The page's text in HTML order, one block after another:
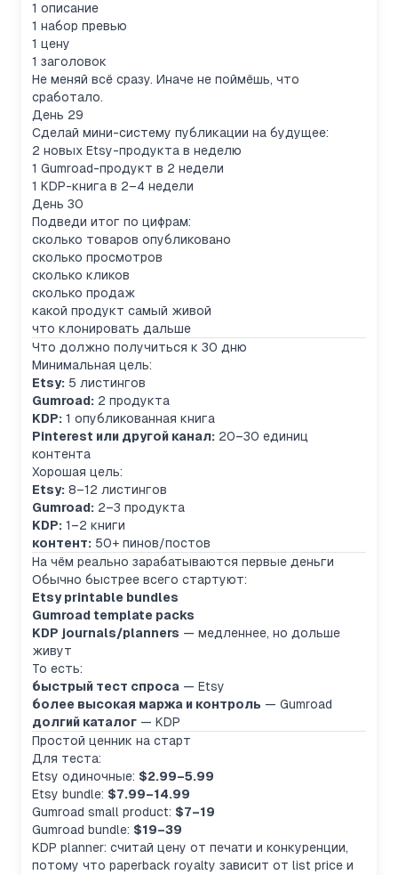
1 описание
1 набор превью
1 цену
1 заголовок
Не меняй всё сразу. Иначе не поймёшь, что
сработало.
День 29
Сделай мини-систему публикации на будущее:
2 новых Etsy-продукта в неделю
1 Gumroad-продукт в 2 недели
1 KDP-книга в 2–4 недели
День 30
Подведи итог по цифрам:
сколько товаров опубликовано
сколько просмотров
сколько кликов
сколько продаж
какой продукт самый живой
что клонировать дальше
Что должно получиться к 30 дню
Минимальная цель:
Etsy: 5 листингов
Gumroad: 2 продукта
KDP: 1 опубликованная книга
Pinterest или другой канал: 20–30 единиц
контента
Хорошая цель:
Etsy: 8–12 листингов
Gumroad: 2–3 продукта
KDP: 1–2 книги
контент: 50+ пинов/постов
На чём реально зарабатываются первые деньги
Обычно быстрее всего стартуют:
Etsy printable bundles
Gumroad template packs
KDP journals/planners — медленнее, но дольше
живут
То есть:
быстрый тест спроса — Etsy
более высокая маржа и контроль — Gumroad
долгий каталог — KDP
Простой ценник на старт
Для теста:
Etsy одиночные: $2.99–5.99
Etsy bundle: $7.99–14.99
Gumroad small product: $7–19
Gumroad bundle: $19–39
KDP planner: считай цену от печати и конкуренции,
потому что paperback royalty зависит от list price и